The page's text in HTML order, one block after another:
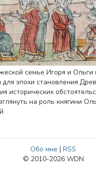
семье Игоря и Ольги
эпохи становления
исторических
на роль княгини
Обо мне | RSS
© 2010-2026 WDN